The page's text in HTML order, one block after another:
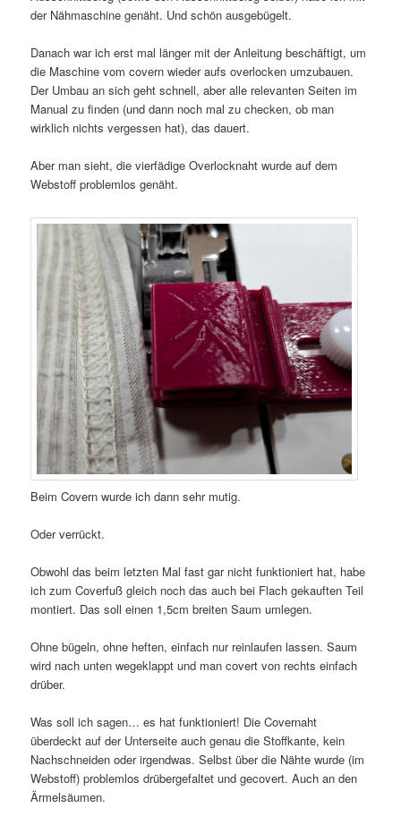
der Nähmaschine genäht. Und schön ausgebügelt.
Danach war ich erst mal länger mit der Anleitung beschäftigt, um
die Maschine vom covern wieder aufs overlocken umzubauen.
Der Umbau an sich geht schnell, aber alle relevanten Seiten im
Manual zu finden (und dann noch mal zu checken, ob man
wirklich nichts vergessen hat), das dauert.
Aber man sieht, die vierfädige Overlocknaht wurde auf dem
Webstoff problemlos genäht.
Beim Covern wurde ich dann sehr mutig.
Oder verrückt.
Obwohl das beim letzten Mal fast gar nicht funktioniert hat, habe
ich zum Coverfuß gleich noch das auch bei Flach gekauften Teil
montiert. Das soll einen 1,5cm breiten Saum umlegen.
Ohne bügeln, ohne heften, einfach nur reinlaufen lassen. Saum
wird nach unten wegeklappt und man covert von rechts einfach
drüber.
Was soll ich sagen… es hat funktioniert! Die Covernaht
überdeckt auf der Unterseite auch genau die Stoffkante, kein
Nachschneiden oder irgendwas. Selbst über die Nähte wurde (im
Webstoff) problemlos drübergefaltet und gecovert. Auch an den
Ärmelsäumen.